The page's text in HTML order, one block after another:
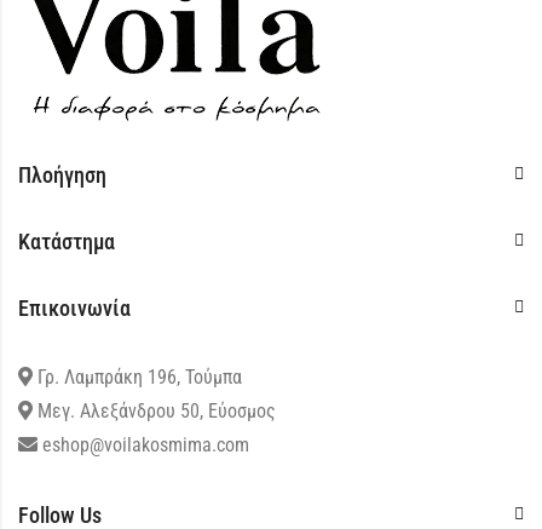
Πλοήγηση
Κατάστημα
Επικοινωνία
Γρ. Λαμπράκη 196, Τούμπα
Μεγ. Αλεξάνδρου 50, Εύοσμος
eshop@voilakosmima.com
Follow Us